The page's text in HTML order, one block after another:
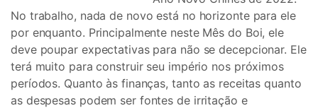
No trabalho, nada de novo está no horizonte para ele
por enquanto. Principalmente neste Mês do Boi, ele
deve poupar expectativas para não se decepcionar. Ele
terá muito para construir seu império nos próximos
períodos. Quanto às finanças, tanto as receitas quanto
as despesas podem ser fontes de irritação e